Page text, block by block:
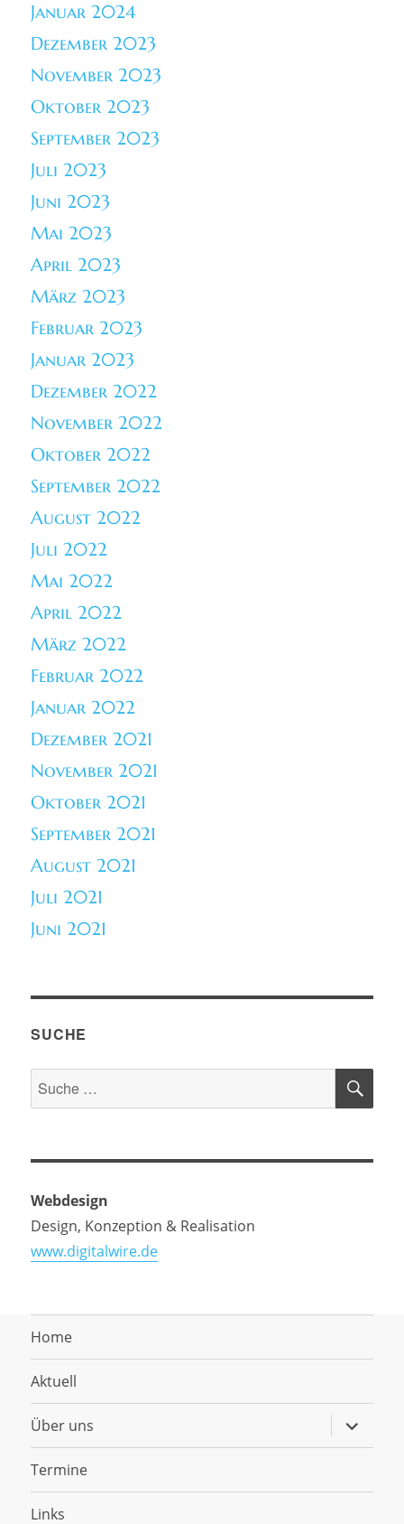
Januar 2024
Dezember 2023
November 2023
Oktober 2023
September 2023
Juli 2023
Juni 2023
Mai 2023
April 2023
März 2023
Februar 2023
Januar 2023
Dezember 2022
November 2022
Oktober 2022
September 2022
August 2022
Juli 2022
Mai 2022
April 2022
März 2022
Februar 2022
Januar 2022
Dezember 2021
November 2021
Oktober 2021
September 2021
August 2021
Juli 2021
Juni 2021
SUCHE
Suche
nach:
Webdesign
Design, Konzeption & Realisation
www.digitalwire.de
Home
Aktuell
Über uns anzeigen
Termine
Links